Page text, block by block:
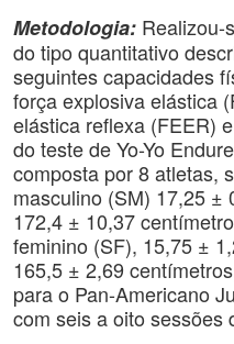
Metodologia: Realizou-
do tipo quantitativo
seguintes capacidades
força explosiva elástica
elástica reflexa (FEER)
do teste de Yo-Yo
composta por 8 atletas,
masculino (SM) 17,25 ±
172,4 ± 10,37
feminino (SF), 15,75 ±
165,5 ± 2,69
para o Pan-Americano
com seis a oito sessões